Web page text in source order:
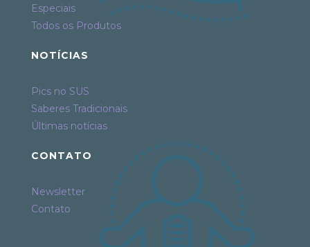
Especiais
Todos os Produtos
NOTÍCIAS
Pics no SUS
Saberes Tradicionais
Últimas notícias
CONTATO
Newsletter
Contato